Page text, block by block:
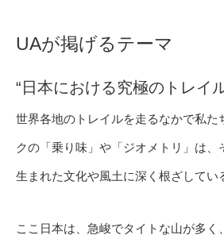
UAが掲げるテーマ
“日本における究極のトレイ
世界各地のトレイルを走るなかで私た
クの「乗り味」や「ジオメトリ」は、
生まれた文化や風土に深く根ざしてい
ここ日本は、急峻でタイトな山が多く